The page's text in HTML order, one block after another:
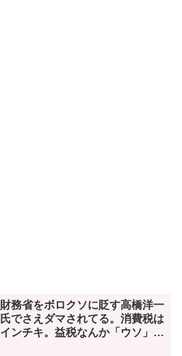
財務省をボロクソに貶す高橋洋一
氏でさえダマされてる。消費税は
インチキ。益税なんか「ウソ」